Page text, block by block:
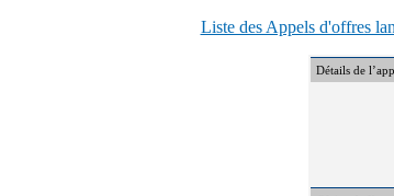
Liste des Appels d'offres
Détails de